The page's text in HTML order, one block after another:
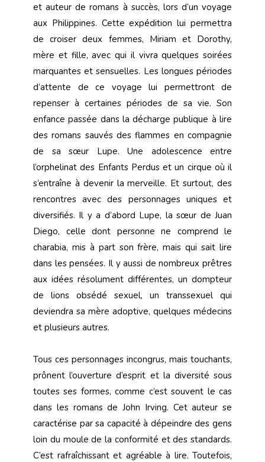
et auteur de romans à succès, lors d’un voyage
aux Philippines. Cette expédition lui permettra
de croiser deux femmes, Miriam et Dorothy,
mère et fille, avec qui il vivra quelques soirées
marquantes et sensuelles. Les longues périodes
d’attente de ce voyage lui permettront de
repenser à certaines périodes de sa vie. Son
enfance passée dans la décharge publique à lire
des romans sauvés des flammes en compagnie
de sa sœur Lupe. Une adolescence entre
l’orphelinat des Enfants Perdus et un cirque où il
s’entraîne à devenir la merveille. Et surtout, des
rencontres avec des personnages uniques et
diversifiés. Il y a d’abord Lupe, la sœur de Juan
Diego, celle dont personne ne comprend le
charabia, mis à part son frère, mais qui sait lire
dans les pensées. Il y aussi de nombreux prêtres
aux idées résolument différentes, un dompteur
de lions obsédé sexuel, un transsexuel qui
deviendra sa mère adoptive, quelques médecins
et plusieurs autres.
Tous ces personnages incongrus, mais touchants,
prônent l’ouverture d’esprit et la diversité sous
toutes ses formes, comme c’est souvent le cas
dans les romans de John Irving. Cet auteur se
caractérise par sa capacité à dépeindre des gens
loin du moule de la conformité et des standards.
C’est rafraîchissant et agréable à lire. Toutefois,